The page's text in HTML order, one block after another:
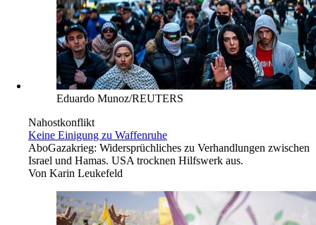
Eduardo Munoz/REUTERS
Nahostkonflikt
Keine Einigung zu Waffenruhe
AboGazakrieg: Widersprüchliches zu Verhandlungen zwischen
Israel und Hamas. USA trocknen Hilfswerk aus.
Von Karin Leukefeld